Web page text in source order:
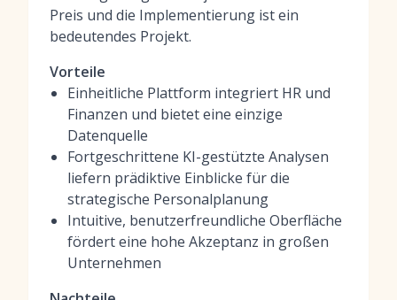
Preis und die Implementierung ist ein
bedeutendes Projekt.
Vorteile
Einheitliche Plattform integriert HR und
Finanzen und bietet eine einzige
Datenquelle
Fortgeschrittene KI-gestützte Analysen
liefern prädiktive Einblicke für die
strategische Personalplanung
Intuitive, benutzerfreundliche Oberfläche
fördert eine hohe Akzeptanz in großen
Unternehmen